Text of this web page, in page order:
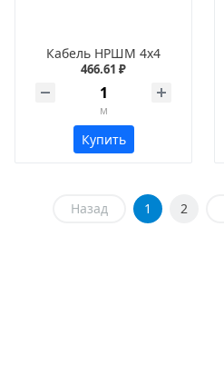
Кабель НРШМ 4х4
466.61 ₽
м
Купить
Назад 1 2